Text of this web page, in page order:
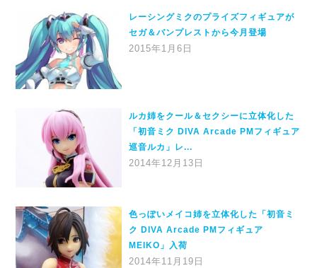
レーシングミクのプライズフィギュアが
セガ＆バンプレストから今月登場
2015年1月6日
ルカ姉をクール＆セクシーに立体化した
「初音ミク DIVA Arcade PMフィギュア
巡音ルカ」レ...
2014年12月13日
色っぽいメイコ姉を立体化した「初音ミ
ク DIVA Arcade PMフィギュア
MEIKO」入荷
2014年11月19日